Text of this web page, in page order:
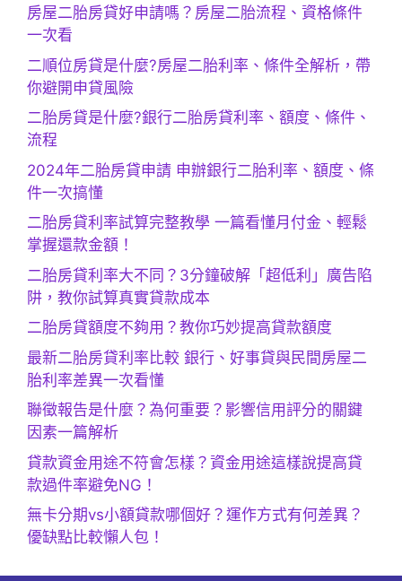
房屋二胎房貸好申請嗎？房屋二胎流程、資格條件
一次看
二順位房貸是什麼?房屋二胎利率、條件全解析，帶
你避開申貸風險
二胎房貸是什麼?銀行二胎房貸利率、額度、條件、
流程
2024年二胎房貸申請 申辦銀行二胎利率、額度、條
件一次搞懂
二胎房貸利率試算完整教學 一篇看懂月付金、輕鬆
掌握還款金額！
二胎房貸利率大不同？3分鐘破解「超低利」廣告陷
阱，教你試算真實貸款成本
二胎房貸額度不夠用？教你巧妙提高貸款額度
最新二胎房貸利率比較 銀行、好事貸與民間房屋二
胎利率差異一次看懂
聯徵報告是什麼？為何重要？影響信用評分的關鍵
因素一篇解析
貸款資金用途不符會怎樣？資金用途這樣說提高貸
款過件率避免NG！
無卡分期vs小額貸款哪個好？運作方式有何差異？
優缺點比較懶人包！